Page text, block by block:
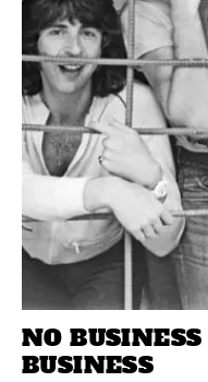
NO
BUSINESS